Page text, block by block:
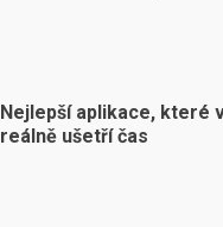
Nejlepší aplikace, které
reálně ušetří čas